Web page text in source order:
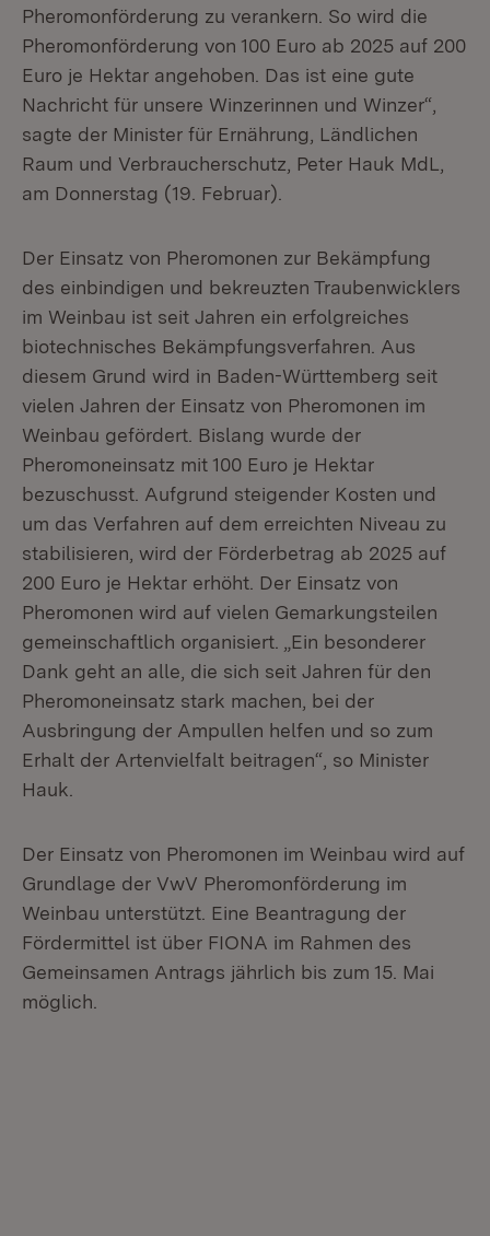
Pheromonförderung zu verankern. So wird die
Pheromonförderung von 100 Euro ab 2025 auf 200
Euro je Hektar angehoben. Das ist eine gute
Nachricht für unsere Winzerinnen und Winzer“,
sagte der Minister für Ernährung, Ländlichen
Raum und Verbraucherschutz, Peter Hauk MdL,
am Donnerstag (19. Februar).
Der Einsatz von Pheromonen zur Bekämpfung
des einbindigen und bekreuzten Traubenwicklers
im Weinbau ist seit Jahren ein erfolgreiches
biotechnisches Bekämpfungsverfahren. Aus
diesem Grund wird in Baden-Württemberg seit
vielen Jahren der Einsatz von Pheromonen im
Weinbau gefördert. Bislang wurde der
Pheromoneinsatz mit 100 Euro je Hektar
bezuschusst. Aufgrund steigender Kosten und
um das Verfahren auf dem erreichten Niveau zu
stabilisieren, wird der Förderbetrag ab 2025 auf
200 Euro je Hektar erhöht. Der Einsatz von
Pheromonen wird auf vielen Gemarkungsteilen
gemeinschaftlich organisiert. „Ein besonderer
Dank geht an alle, die sich seit Jahren für den
Pheromoneinsatz stark machen, bei der
Ausbringung der Ampullen helfen und so zum
Erhalt der Artenvielfalt beitragen“, so Minister
Hauk.
Der Einsatz von Pheromonen im Weinbau wird auf
Grundlage der VwV Pheromonförderung im
Weinbau unterstützt. Eine Beantragung der
Fördermittel ist über FIONA im Rahmen des
Gemeinsamen Antrags jährlich bis zum 15. Mai
möglich.